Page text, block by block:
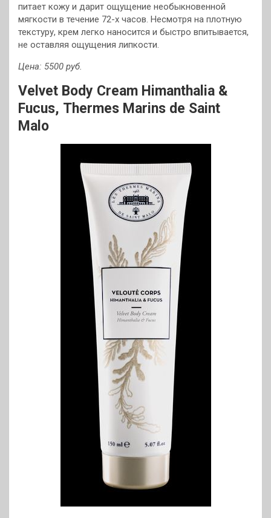
питает кожу и дарит ощущение необыкновенной
мягкости в течение 72-х часов. Несмотря на плотную
текстуру, крем легко наносится и быстро впитывается,
не оставляя ощущения липкости.
Цена: 5500 руб.
Velvet Body Cream Himanthalia &
Fucus, Thermes Marins de Saint
Malo